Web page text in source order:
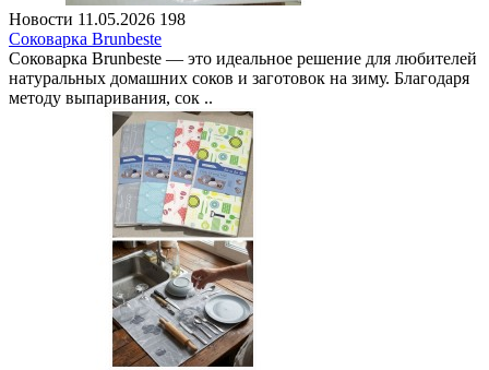
Новости 11.05.2026 198
Соковарка Brunbeste
Соковарка Brunbeste — это идеальное решение для любителей
натуральных домашних соков и заготовок на зиму. Благодаря
методу выпаривания, сок ..